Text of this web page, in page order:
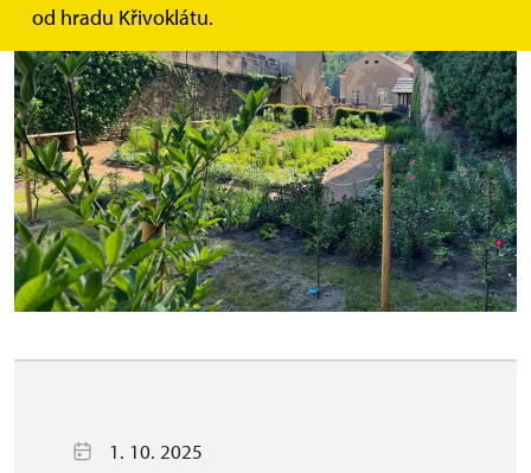
od hradu Křivoklátu.
1. 10. 2025